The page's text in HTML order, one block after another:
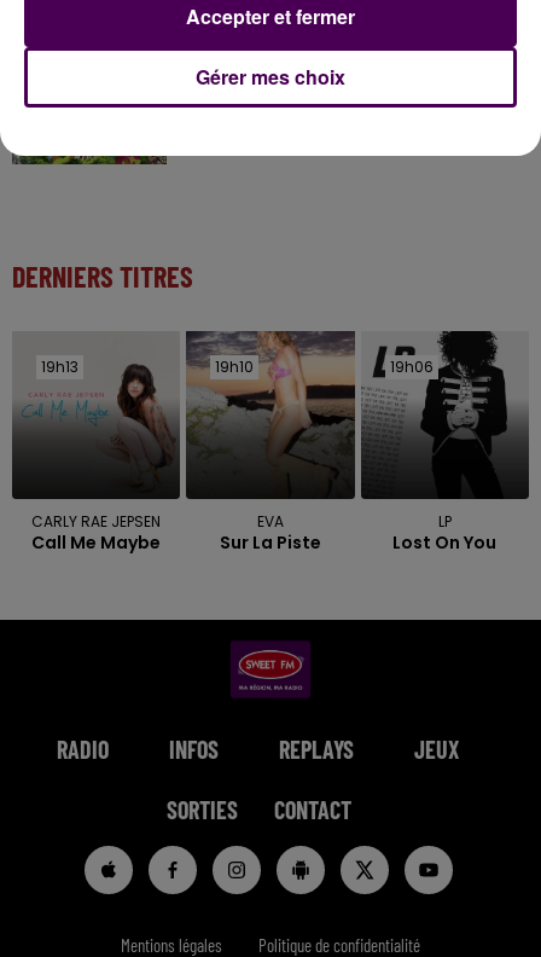
Gagnez vos entrées pour Papéa Parc !
DERNIERS TITRES
19h13
19h13
CARLY RAE JEPSEN
Call Me Maybe
19h10
19h10
EVA
Sur La Piste
19h06
19h06
LP
Lost On You
RADIO INFOS REPLAYS JEUX
SORTIES CONTACT
Mentions légales Politique de confidentialité
Gérer mes choix
Accepter et fermer